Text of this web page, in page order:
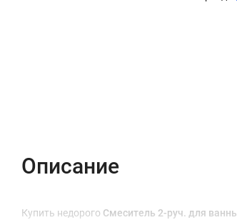
Описание
Купить недорого Смеситель 2-руч. для